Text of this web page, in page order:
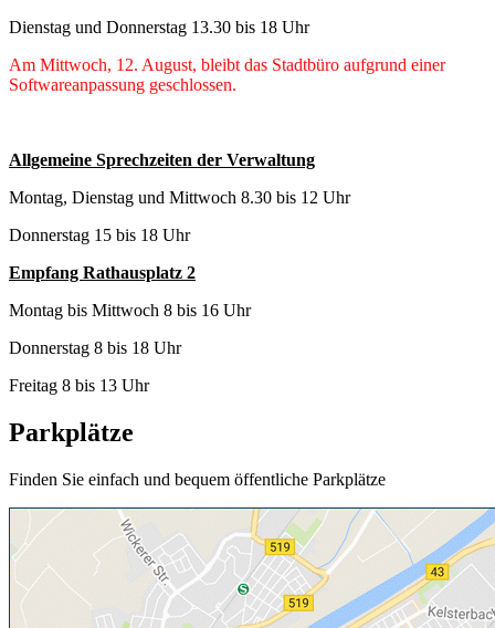
Dienstag und Donnerstag 13.30 bis 18 Uhr
Am Mittwoch, 12. August, bleibt das Stadtbüro aufgrund einer
Softwareanpassung geschlossen.
Allgemeine Sprechzeiten der Verwaltung
Montag, Dienstag und Mittwoch 8.30 bis 12 Uhr
Donnerstag 15 bis 18 Uhr
Empfang Rathausplatz 2
Montag bis Mittwoch 8 bis 16 Uhr
Donnerstag 8 bis 18 Uhr
Freitag 8 bis 13 Uhr
Parkplätze
Finden Sie einfach und bequem öffentliche Parkplätze